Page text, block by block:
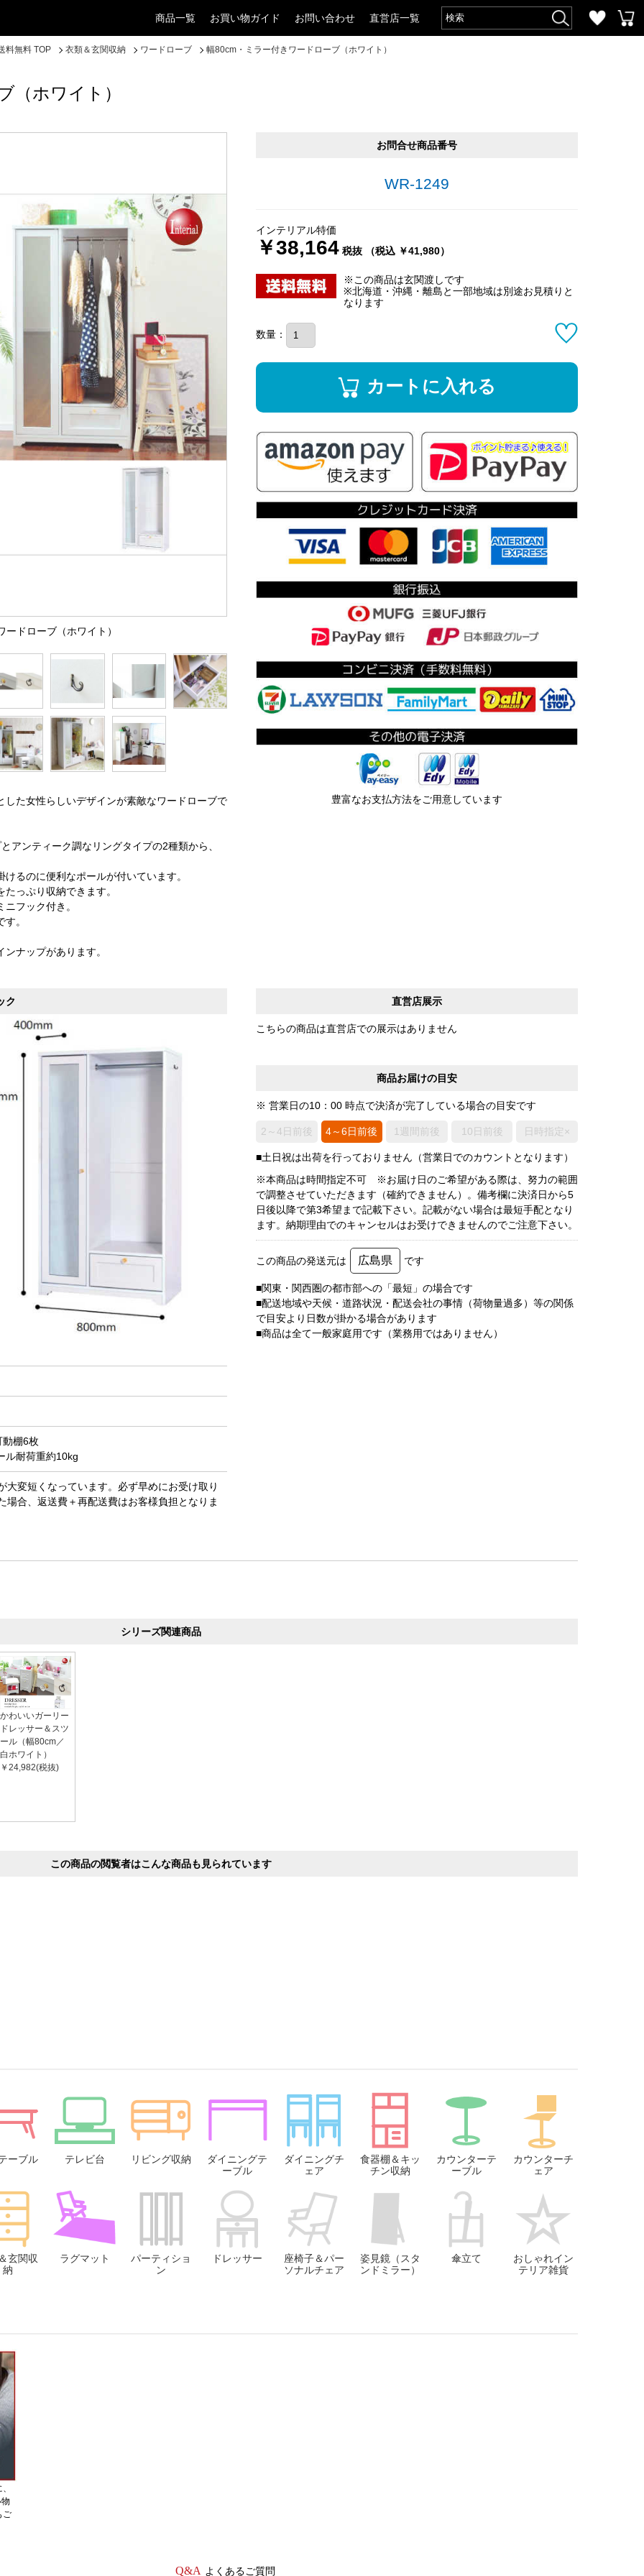
商品一覧 お買い物ガイド お問い合わせ 直営店一覧
料無料 TOP 衣類＆玄関収納 ワードローブ 幅80cm・ミラー付きワードローブ（ホワイト）
（ホワイト）
ドローブ（ホワイト）
た女性らしいデザインが素敵なワードローブで
アンティーク調なリングタイプの2種類から、
るのに便利なポールが付いています。
っぷり収納できます。
フック付き。
。
ナップがあります。
お問合せ商品番号
WR-1249
インテリアル特価
￥38,164 税抜 （税込 ￥41,980）
※この商品は玄関渡しです
※北海道・沖縄・離島と一部地域は別途お見積りと
なります
数量：
カートに入れる
豊富なお支払方法をご用意しています
直営店展示
こちらの商品は直営店での展示はありません
商品お届けの目安
※ 営業日の10：00 時点で決済が完了している場合の目安です
2～4日前後 4～6日前後 1週間前後 10日前後 日時指定×
■土日祝は出荷を行っておりません（営業日でのカウントとなります）
※本商品は時間指定不可 ※お届け日のご希望がある際は、努力の範囲
で調整させていただきます（確約できません）。備考欄に決済日から5
日後以降で第3希望まで記載下さい。記載がない場合は最短手配となり
ます。納期理由でのキャンセルはお受けできませんのでご注意下さい。
この商品の発送元は 広島県 です
■関東・関西圏の都市部への「最短」の場合です
■配送地域や天候・道路状況・配送会社の事情（荷物量過多）等の関係
で目安より日数が掛かる場合があります
■商品は全て一般家庭用です（業務用ではありません）
ク
棚6枚
ル耐荷重約10kg
変短くなっています。必ず早めにお受け取り
合、返送費＋再配送費はお客様負担となりま
シリーズ関連商品
かわいいガーリー
ドレッサー＆スツ
ール（幅80cm／
白ホワイト）
￥24,982(税抜)
この商品の閲覧者はこんな商品も見られています
ーブル テレビ台 リビング収納
ダイニングテ
ーブル
ダイニングチ
ェア
食器棚＆キッ
チン収納
カウンターテ
ーブル
カウンターチ
ェア
玄関収
納
ラグマット
パーティショ
ン
ドレッサー
座椅子＆パー
ソナルチェア
姿見鏡（スタ
ンドミラー）
傘立て
おしゃれイン
テリア雑貨
ご
よくあるご質問